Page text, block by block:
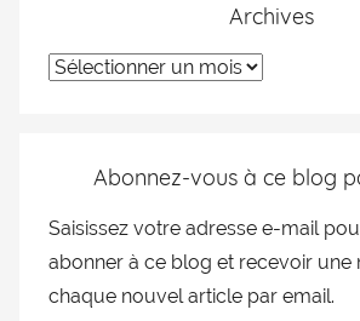
Archives
Abonnez-vous à ce blog
Saisissez votre adresse e-mail
abonner à ce blog et recevoir une
chaque nouvel article par email.